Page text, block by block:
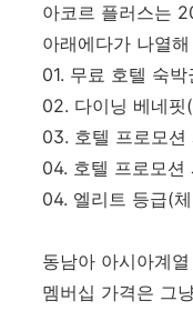
아코르 플러스는
아래에다가 나열
01. 무료 호텔 숙
02. 다이닝 베네핏
03. 호텔 프로모션
04. 호텔 프로모션
04. 엘리트 등급(
동남아 아시아계
멤버십 가격은 그